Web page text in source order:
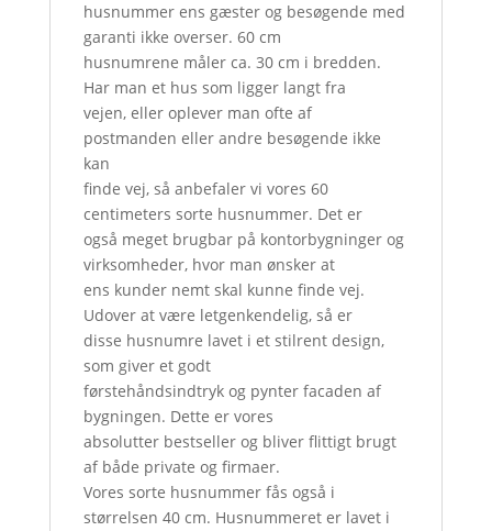
husnummer ens gæster og besøgende med
garanti ikke overser. 60 cm
husnumrene måler ca. 30 cm i bredden.
Har man et hus som ligger langt fra
vejen, eller oplever man ofte af
postmanden eller andre besøgende ikke
kan
finde vej, så anbefaler vi vores 60
centimeters sorte husnummer. Det er
også meget brugbar på kontorbygninger og
virksomheder, hvor man ønsker at
ens kunder nemt skal kunne finde vej.
Udover at være letgenkendelig, så er
disse husnumre lavet i et stilrent design,
som giver et godt
førstehåndsindtryk og pynter facaden af
bygningen. Dette er vores
absolutter bestseller og bliver flittigt brugt
af både private og firmaer.
Vores sorte husnummer fås også i
størrelsen 40 cm. Husnummeret er lavet i